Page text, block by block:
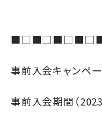
事前入会キャンペ
事前入会期間（